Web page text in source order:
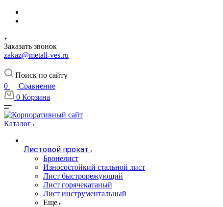
Заказать звонок
zakaz@metall-ves.ru
Поиск по сайту
0
Сравнение
0 Корзина
Каталог
Листовой прокат
Бронелист
Износостойкий стальной лист
Лист быстрорежующий
Лист горячекатаный
Лист инструментальный
Еще